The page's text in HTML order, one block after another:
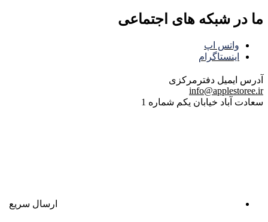
ما در شبکه های اجتماعی
واتس اپ
اینستاگرام
آدرس ایمیل دفترمرکزی
info@applestoree.ir
سعادت آباد خیابان یکم شماره 1
ارسال سریع